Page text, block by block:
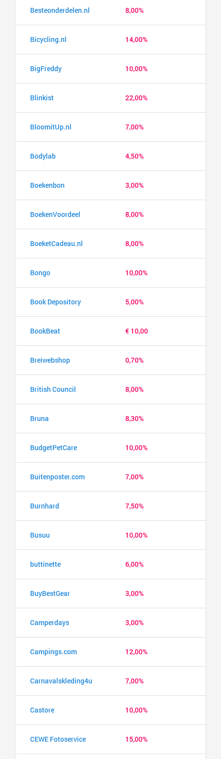
Besteonderdelen.nl 8,00%
Bicycling.nl 14,00%
BigFreddy 10,00%
Blinkist 22,00%
BloomitUp.nl 7,00%
Bodylab 4,50%
Boekenbon 3,00%
BoekenVoordeel 8,00%
BoeketCadeau.nl 8,00%
Bongo 10,00%
Book Depository 5,00%
BookBeat € 10,00
Breiwebshop 0,70%
British Council 8,00%
Bruna 8,30%
BudgetPetCare 10,00%
Buitenposter.com 7,00%
Burnhard 7,50%
Busuu 10,00%
buttinette 6,00%
BuyBestGear 3,00%
Camperdays 3,00%
Campings.com 12,00%
Carnavalskleding4u 7,00%
Castore 10,00%
CEWE Fotoservice 15,00%